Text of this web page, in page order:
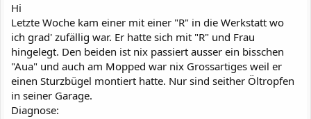
Hi
Letzte Woche kam einer mit einer "R" in die Werkstatt wo
ich grad' zufällig war. Er hatte sich mit "R" und Frau
hingelegt. Den beiden ist nix passiert ausser ein bisschen
"Aua" und auch am Mopped war nix Grossartiges weil er
einen Sturzbügel montiert hatte. Nur sind seither Öltropfen
in seiner Garage.
Diagnose: